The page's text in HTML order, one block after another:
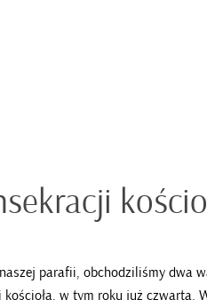
parafii, obchodziliśmy dwa
w tym roku już czwarta.